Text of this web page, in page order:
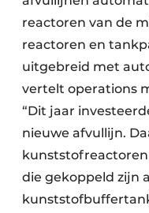
reactoren van de
reactoren en
uitgebreid met
vertelt operations
“Dit jaar
nieuwe afvullijn.
die gekoppeld zijn